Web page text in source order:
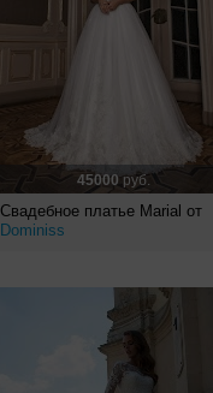
45000 руб.
Свадебное платье Marial от
Dominiss